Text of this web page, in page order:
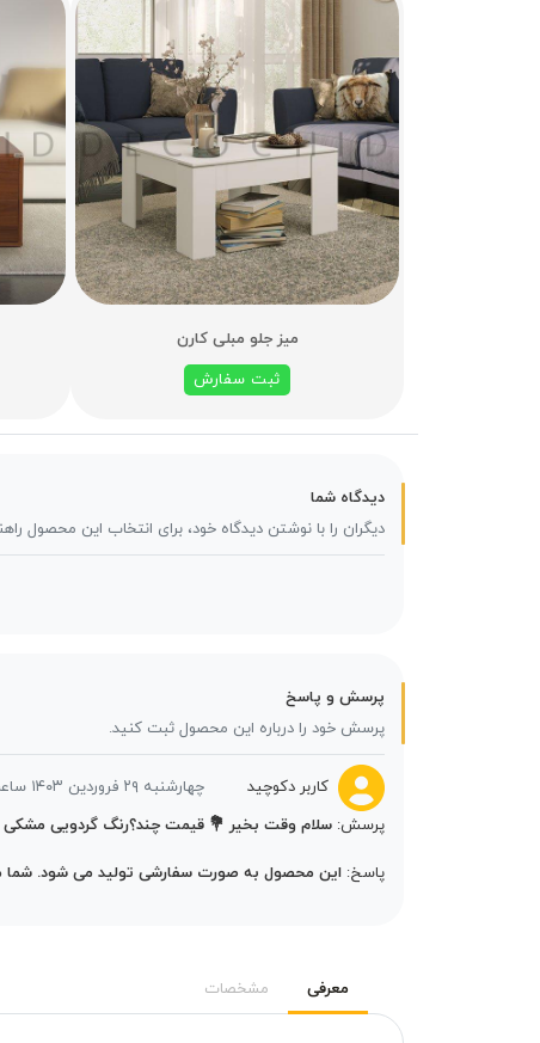
میز جلو مبلی کارن
ثبت سفارش
دیدگاه شما
دیگران را با نوشتن دیدگاه خود، برای انتخاب این محصول
پرسش و پاسخ
پرسش خود را درباره این محصول ثبت کنید.
کاربر دکوچید
چهارشنبه ۲۹ فروردین ۱۴۰۳ ساعت ۱۳:۲۹:۲۵
پرسش: سلام وقت بخیر 💐 قیمت چند؟رنگ گردویی مشکی
پاسخ: این محصول به صورت سفارشی تولید می شود. شما
معرفی مشخصات